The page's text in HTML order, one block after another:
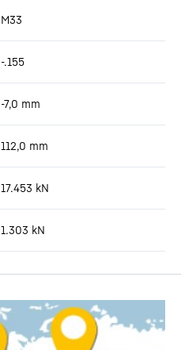
M33
-.155
-7,0 mm
112,0 mm
17.453 kN
1.303 kN